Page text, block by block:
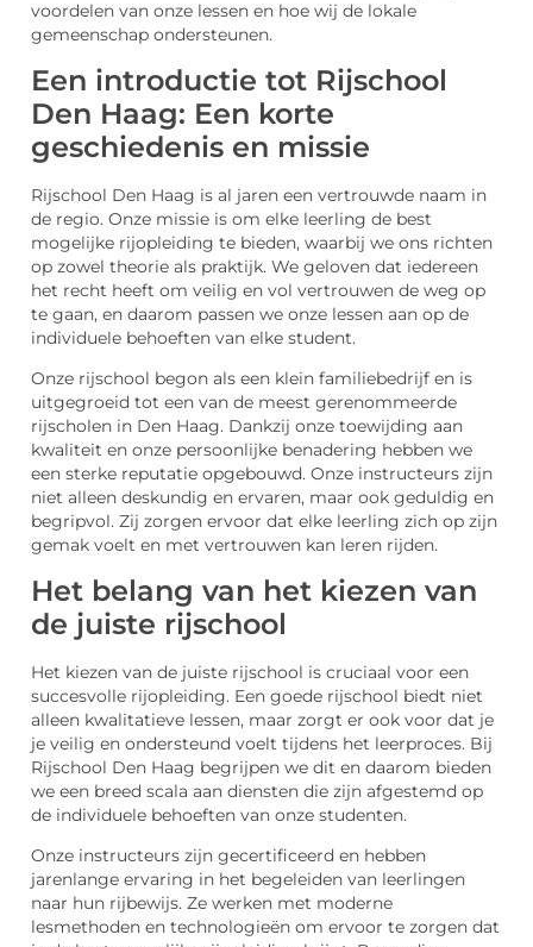
voordelen van onze lessen en hoe wij de lokale
gemeenschap ondersteunen.
Een introductie tot Rijschool
Den Haag: Een korte
geschiedenis en missie
Rijschool Den Haag is al jaren een vertrouwde naam in
de regio. Onze missie is om elke leerling de best
mogelijke rijopleiding te bieden, waarbij we ons richten
op zowel theorie als praktijk. We geloven dat iedereen
het recht heeft om veilig en vol vertrouwen de weg op
te gaan, en daarom passen we onze lessen aan op de
individuele behoeften van elke student.
Onze rijschool begon als een klein familiebedrijf en is
uitgegroeid tot een van de meest gerenommeerde
rijscholen in Den Haag. Dankzij onze toewijding aan
kwaliteit en onze persoonlijke benadering hebben we
een sterke reputatie opgebouwd. Onze instructeurs zijn
niet alleen deskundig en ervaren, maar ook geduldig en
begripvol. Zij zorgen ervoor dat elke leerling zich op zijn
gemak voelt en met vertrouwen kan leren rijden.
Het belang van het kiezen van
de juiste rijschool
Het kiezen van de juiste rijschool is cruciaal voor een
succesvolle rijopleiding. Een goede rijschool biedt niet
alleen kwalitatieve lessen, maar zorgt er ook voor dat je
je veilig en ondersteund voelt tijdens het leerproces. Bij
Rijschool Den Haag begrijpen we dit en daarom bieden
we een breed scala aan diensten die zijn afgestemd op
de individuele behoeften van onze studenten.
Onze instructeurs zijn gecertificeerd en hebben
jarenlange ervaring in het begeleiden van leerlingen
naar hun rijbewijs. Ze werken met moderne
lesmethoden en technologieën om ervoor te zorgen dat